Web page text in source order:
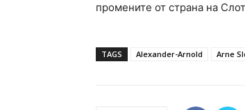
промените от страна на
TAGS Alexander-Arnold Arne